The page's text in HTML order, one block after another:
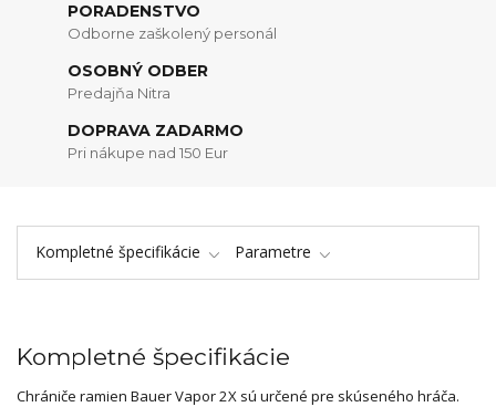
PORADENSTVO
Odborne zaškolený personál
OSOBNÝ ODBER
Predajňa Nitra
DOPRAVA ZADARMO
Pri nákupe nad 150 Eur
Kompletné špecifikácie Parametre
Kompletné špecifikácie
Chrániče ramien Bauer Vapor 2X sú určené pre skúseného hráča.